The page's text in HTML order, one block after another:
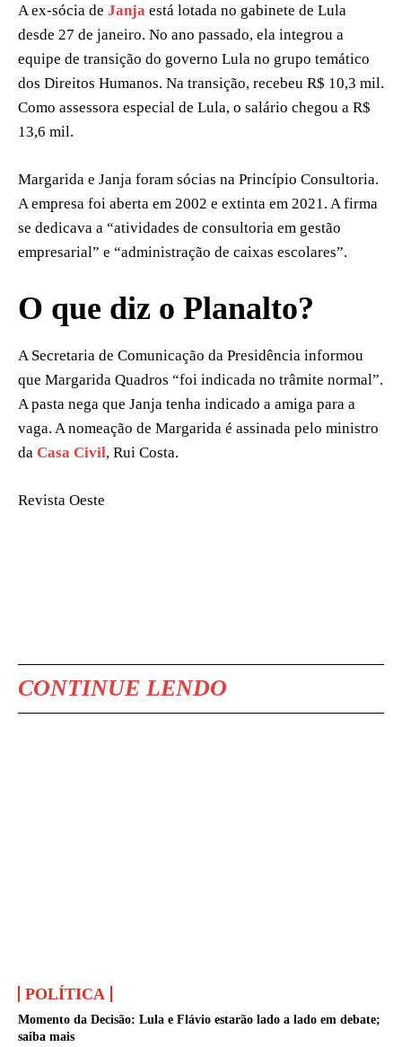
A ex-sócia de Janja está lotada no gabinete de Lula
desde 27 de janeiro. No ano passado, ela integrou a
equipe de transição do governo Lula no grupo temático
dos Direitos Humanos. Na transição, recebeu R$ 10,3 mil.
Como assessora especial de Lula, o salário chegou a R$
13,6 mil.
Margarida e Janja foram sócias na Princípio Consultoria.
A empresa foi aberta em 2002 e extinta em 2021. A firma
se dedicava a “atividades de consultoria em gestão
empresarial” e “administração de caixas escolares”.
O que diz o Planalto?
A Secretaria de Comunicação da Presidência informou
que Margarida Quadros “foi indicada no trâmite normal”.
A pasta nega que Janja tenha indicado a amiga para a
vaga. A nomeação de Margarida é assinada pelo ministro
da Casa Civil, Rui Costa.
Revista Oeste
CONTINUE LENDO
POLÍTICA
Momento da Decisão: Lula e Flávio estarão lado a lado em debate;
saiba mais